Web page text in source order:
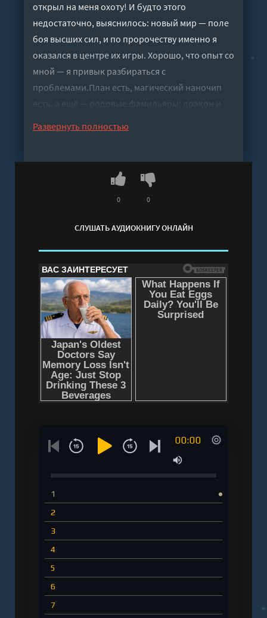
открыл на меня охоту! И будто этого
недостаточно, выяснилось: новый мир — поле
боя высших сил, и по пророчеству именно я
оказался в центре их игры. Хорошо, что опыт со
мной — я привык разбираться с
проблемами.План есть, магический наночип
есть, а ещё — родовые фамильяры: дракон и
Вячеслав Уточкин" онлайн бесплатно без
регистрации - полная версия
Развернуть полностью
СЛУШАТЬ АУДИОКНИГУ ОНЛАЙН
0 0
00:00
1
2
3
4
5
6
7